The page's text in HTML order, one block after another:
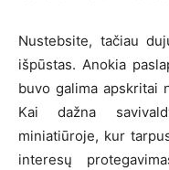
Nustebsite, tačiau
išpūstas. Anokia
buvo galima apskritai
Kai dažna
miniatiūroje, kur
interesų